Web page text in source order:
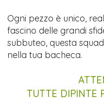
Ogni pezzo è unico,
fascino delle grandi
subbuteo, questa
nella tua bacheca.
TUTTE DIPINTE